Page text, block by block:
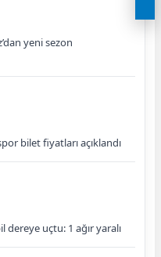
yeni sezon
bilet fiyatları açıklandı
dereye uçtu: 1 ağır yaralı